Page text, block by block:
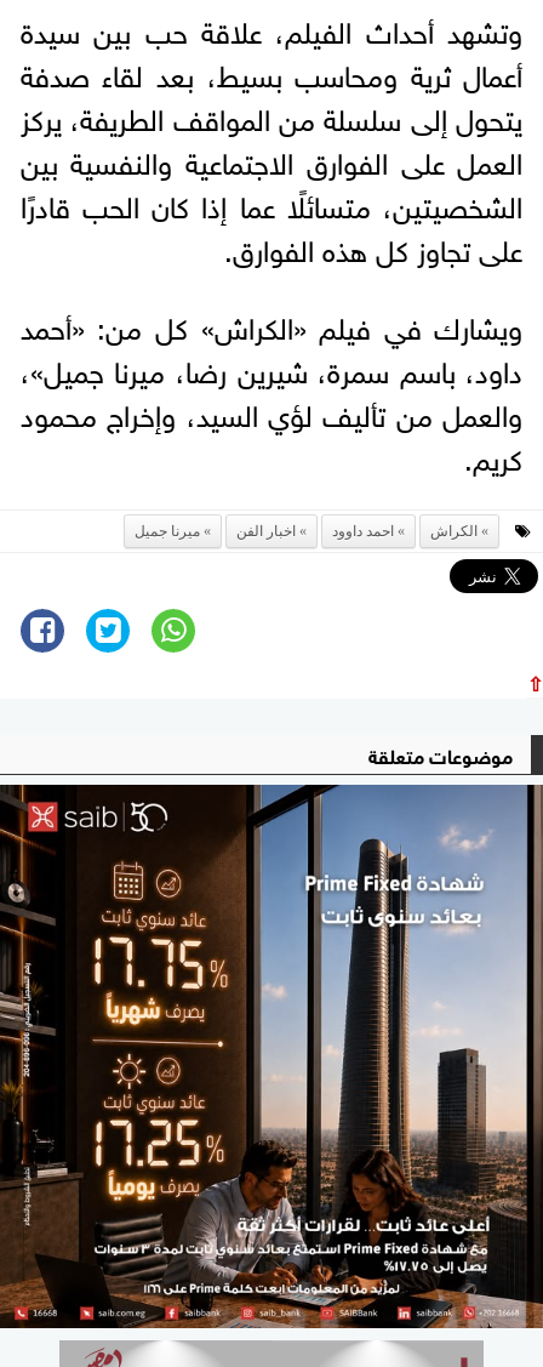
وتشهد أحداث الفيلم، علاقة حب بين سيدة
أعمال ثرية ومحاسب بسيط، بعد لقاء صدفة
يتحول إلى سلسلة من المواقف الطريفة، يركز
العمل على الفوارق الاجتماعية والنفسية بين
الشخصيتين، متسائلًا عما إذا كان الحب قادرًا
على تجاوز كل هذه الفوارق.
ويشارك في فيلم «الكراش» كل من: «أحمد
داود، باسم سمرة، شيرين رضا، ميرنا جميل»،
والعمل من تأليف لؤي السيد، وإخراج محمود
كريم.
الكراش احمد داوود اخبار الفن ميرنا جميل
⇧
موضوعات متعلقة